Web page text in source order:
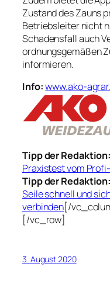
Zustand des Zauns
Betriebsleiter nicht
Schadensfall auch
ordnungsgemäßen
informieren.
Info: www.ako-
Tipp der Redaktion:
Praxistest vom
Tipp der Redaktion:
Seile schnell und
verbinden[/
[/vc_row]
3. August 2020